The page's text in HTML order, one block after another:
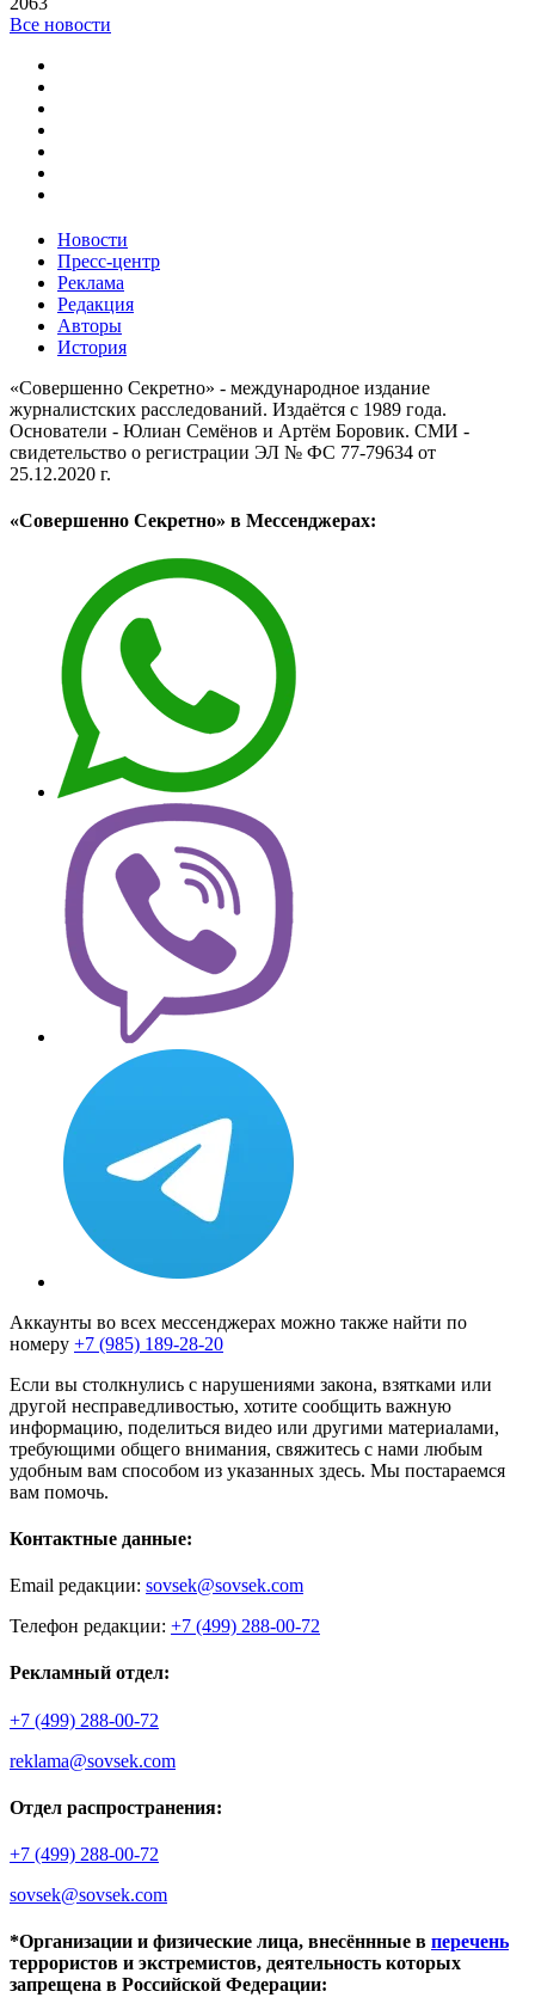
Все новости
Новости
Пресс-центр
Реклама
Редакция
Авторы
История
«Совершенно Секретно» - международное издание
журналистских расследований. Издаётся с 1989 года.
Основатели - Юлиан Семёнов и Артём Боровик. CМИ -
свидетельство о регистрации ЭЛ № ФС 77-79634 от
25.12.2020 г.
«Совершенно Секретно» в Мессенджерах:
Аккаунты во всех мессенджерах можно также найти по
номеру +7 (985) 189-28-20
Если вы столкнулись с нарушениями закона, взятками или
другой несправедливостью, хотите сообщить важную
информацию, поделиться видео или другими материалами,
требующими общего внимания, свяжитесь с нами любым
удобным вам способом из указанных здесь. Мы постараемся
вам помочь.
Контактные данные:
Email редакции: sovsek@sovsek.com
Телефон редакции: +7 (499) 288-00-72
Рекламный отдел:
+7 (499) 288-00-72
reklama@sovsek.com
Отдел распространения:
+7 (499) 288-00-72
sovsek@sovsek.com
*Организации и физические лица, внесённные в перечень
террористов и экстремистов, деятельность которых
запрещена в Российской Федерации: